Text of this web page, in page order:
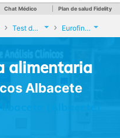
Chat Médico Plan de salud Fidelity
Test de intolerancia alimentaria Eurofins Análisis Clínicos Albacete
alimentaria
Albacete